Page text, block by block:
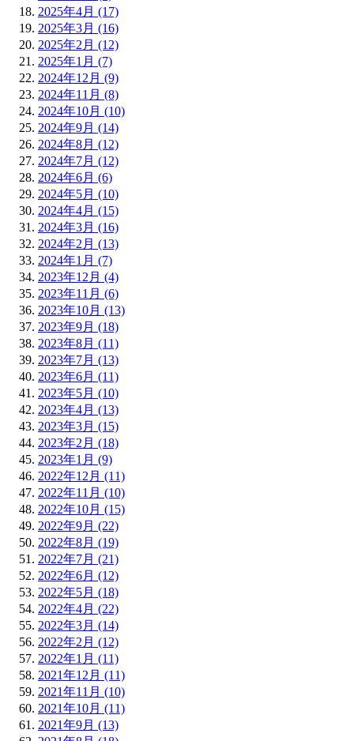
2025年4月 (17)
2025年3月 (16)
2025年2月 (12)
2025年1月 (7)
2024年12月 (9)
2024年11月 (8)
2024年10月 (10)
2024年9月 (14)
2024年8月 (12)
2024年7月 (12)
2024年6月 (6)
2024年5月 (10)
2024年4月 (15)
2024年3月 (16)
2024年2月 (13)
2024年1月 (7)
2023年12月 (4)
2023年11月 (6)
2023年10月 (13)
2023年9月 (18)
2023年8月 (11)
2023年7月 (13)
2023年6月 (11)
2023年5月 (10)
2023年4月 (13)
2023年3月 (15)
2023年2月 (18)
2023年1月 (9)
2022年12月 (11)
2022年11月 (10)
2022年10月 (15)
2022年9月 (22)
2022年8月 (19)
2022年7月 (21)
2022年6月 (12)
2022年5月 (18)
2022年4月 (22)
2022年3月 (14)
2022年2月 (12)
2022年1月 (11)
2021年12月 (11)
2021年11月 (10)
2021年10月 (11)
2021年9月 (13)